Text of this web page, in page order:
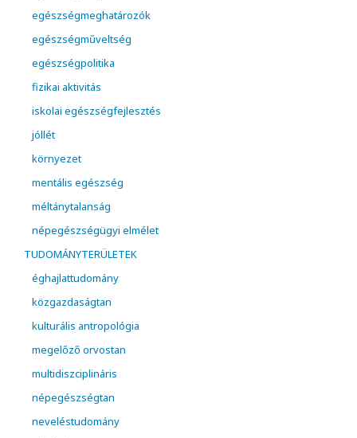
egészségmeghatározók
egészségműveltség
egészségpolitika
fizikai aktivitás
iskolai egészségfejlesztés
jóllét
környezet
mentális egészség
méltánytalanság
népegészségügyi elmélet
TUDOMÁNYTERÜLETEK
éghajlattudomány
közgazdaságtan
kulturális antropológia
megelőző orvostan
multidiszciplináris
népegészségtan
neveléstudomány